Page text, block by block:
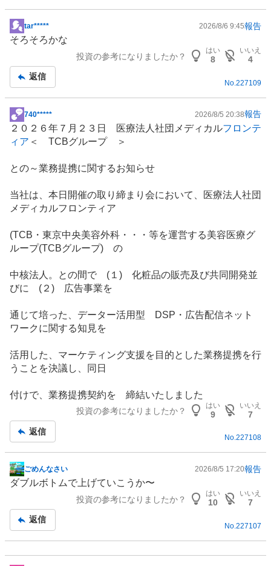
掲
示
事
tar***** 2026/8/6 9:45報告
そろそろかな
投資の参考になりましたか？
はい
8
いいえ
4
返信
No. 227109
掲
示
板
事
740***** 2026/8/5 20:38報告
２０２６年７月２３日 医療法人社団メディカルフロンテ
ィア ＜ TCBグループ ＞
との～業務提携に関するお知らせ
当社は、本日開催の取り締まり会において、医療法人社団
メディカルフロンティア
(TCB・東京中央美容外科・・・等を運営する美容医療グ
ループ(TCBグループ) の
中核法人。との間で (１) 化粧品の販売及び共同開発並
びに (２) 広告事業を
通じて培った、データー活用型 DSP・広告配信ネット
ワークに関する知見を
活用した、 マーケティング支援を目的とした業務提携を行
うことを決議し、同日
付けで、業務提携契約を 締結いたしました
投資の参考になりましたか？
はい
9
いいえ
7
返信
No.227108
掲
示
事
ごめんなさい 2026/8/5 17:20報告
ダブルボトムで上げていこうか〜
投資の参考になりましたか？
はい
10
いいえ
7
返信
No. 227107